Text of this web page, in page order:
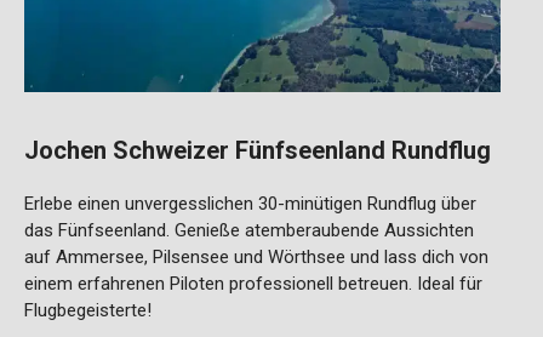
Jochen Schweizer Fünfseenland Rundflug
Erlebe einen unvergesslichen 30-minütigen Rundflug über
das Fünfseenland. Genieße atemberaubende Aussichten
auf Ammersee, Pilsensee und Wörthsee und lass dich von
einem erfahrenen Piloten professionell betreuen. Ideal für
Flugbegeisterte!